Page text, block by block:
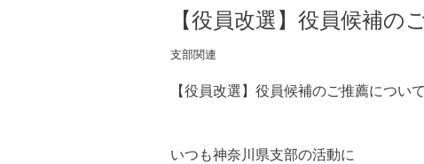
【役員改選】役員候補の
支部関連
【役員改選】役員候補のご推薦について
いつも神奈川県支部の活動に